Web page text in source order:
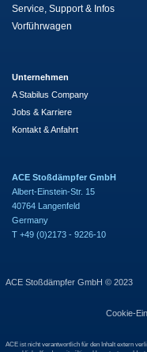
Service, Support & Infos
Vorführwagen
Unternehmen
A Stabilus Company
Jobs & Karriere
Kontakt & Anfahrt
ACE Stoßdämpfer GmbH
Albert-Einstein-Str. 15
40764 Langenfeld
Germany
T +49 (0)2173 - 9226-10
ACE Stoßdämpfer GmbH © 2023
Cookie-
ACE ist nicht verantwortlich für den Inhalt extern